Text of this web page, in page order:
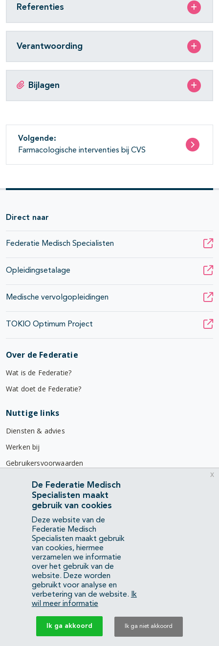
Referenties
Verantwoording
Bijlagen
Volgende:
Farmacologische interventies bij CVS
Direct naar
Federatie Medisch Specialisten
Opleidingsetalage
Medische vervolgopleidingen
TOKIO Optimum Project
Over de Federatie
Wat is de Federatie?
Wat doet de Federatie?
Nuttige links
Diensten & advies
Werken bij
Gebruikersvoorwaarden
Privacyverklaring
Contact
Mercatorlaan 1200
3528 BL Utrecht
(088) 505 34 34
info@richtlijnendatabase.nl
YouTubeLinkedIn
KvK Federatie Medisch Specialisten:40483480
Privacyverklaring
De Federatie Medisch
Specialisten maakt
gebruik van cookies
Deze website van de
Federatie Medisch
Specialisten maakt gebruik
van cookies, hiermee
verzamelen we informatie
over het gebruik van de
website. Deze worden
gebruikt voor analyse en
verbetering van de website.
Ik
wil meer informatie
Ik ga akkoord Ik ga niet akkoord
x